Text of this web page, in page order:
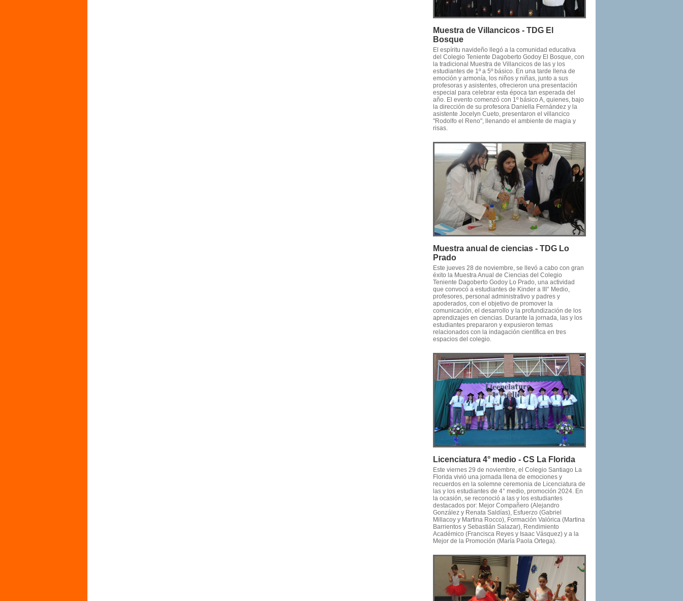
Muestra de Villancicos - TDG El
Bosque
El espíritu navideño llegó a la comunidad educativa
del Colegio Teniente Dagoberto Godoy El Bosque, con
la tradicional Muestra de Villancicos de las y los
estudiantes de 1º a 5º básico. En una tarde llena de
emoción y armonía, los niños y niñas, junto a sus
profesoras y asistentes, ofrecieron una presentación
especial para celebrar esta época tan esperada del
año. El evento comenzó con 1º básico A, quienes, bajo
la dirección de su profesora Daniella Fernández y la
asistente Jocelyn Cueto, presentaron el villancico
"Rodolfo el Reno", llenando el ambiente de magia y
risas.
Muestra anual de ciencias - TDG Lo
Prado
Este jueves 28 de noviembre, se llevó a cabo con gran
éxito la Muestra Anual de Ciencias del Colegio
Teniente Dagoberto Godoy Lo Prado, una actividad
que convocó a estudiantes de Kinder a III° Medio,
profesores, personal administrativo y padres y
apoderados, con el objetivo de promover la
comunicación, el desarrollo y la profundización de los
aprendizajes en ciencias. Durante la jornada, las y los
estudiantes prepararon y expusieron temas
relacionados con la indagación científica en tres
espacios del colegio.
Licenciatura 4° medio - CS La Florida
Este viernes 29 de noviembre, el Colegio Santiago La
Florida vivió una jornada llena de emociones y
recuerdos en la solemne ceremonia de Licenciatura de
las y los estudiantes de 4° medio, promoción 2024. En
la ocasión, se reconoció a las y los estudiantes
destacados por: Mejor Compañero (Alejandro
González y Renata Saldías), Esfuerzo (Gabriel
Millacoy y Martina Rocco), Formación Valórica (Martina
Barrientos y Sebastián Salazar), Rendimiento
Académico (Francisca Reyes y Isaac Vásquez) y a la
Mejor de la Promoción (María Paola Ortega).